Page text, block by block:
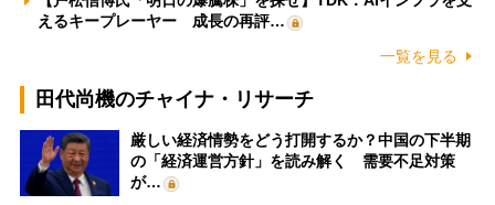
えるキープレーヤー 成長の再評…
一覧を見る
田代尚機のチャイナ・リサーチ
厳しい経済情勢をどう打開するか？中国の下半期
の「経済運営方針」を読み解く 需要不足対策
が…